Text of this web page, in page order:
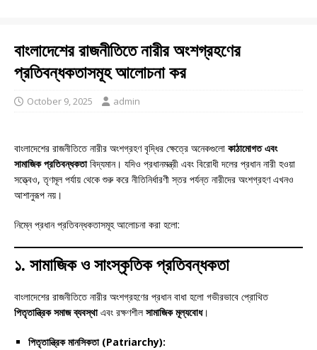
বাংলাদেশের রাজনীতিতে নারীর অংশগ্রহণের
প্রতিবন্ধকতাসমূহ আলোচনা কর
October 9, 2025 admin
বাংলাদেশের রাজনীতিতে নারীর অংশগ্রহণ বৃদ্ধির ক্ষেত্রে অনেকগুলো কাঠামোগত এবং
সামাজিক প্রতিবন্ধকতাবিদ্যমান। যদিও প্রধানমন্ত্রী এবং বিরোধী দলের প্রধান নারী হওয়া
সত্ত্বেও, তৃণমূল পর্যায় থেকে শুরু করে নীতিনির্ধারণী স্তর পর্যন্ত নারীদের অংশগ্রহণ এখনও
আশানুরূপ নয়।
নিম্নে প্রধান প্রতিবন্ধকতাসমূহ আলোচনা করা হলো:
১. সামাজিক ও সাংস্কৃতিক প্রতিবন্ধকতা
বাংলাদেশের রাজনীতিতে নারীর অংশগ্রহণের প্রধান বাধা হলো গভীরভাবে প্রোথিত
পিতৃতান্ত্রিক সমাজ ব্যবস্থাএবং রক্ষণশীল সামাজিক মূল্যবোধ।
পিতৃতান্ত্রিক মানসিকতা (Patriarchy):